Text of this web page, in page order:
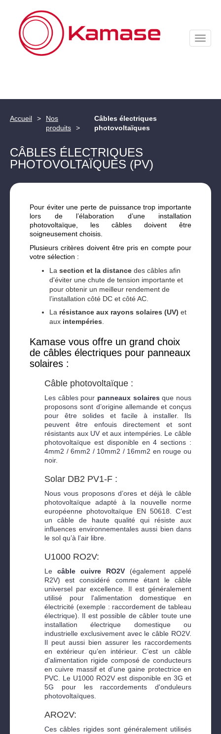
Toggle
Accueil
Nos
produits
Câbles électriques
photovoltaïques
CÂBLES ÉLECTRIQUES
PHOTOVOLTAÏQUES (PV)
Pour éviter une perte de puissance trop importante
lors de l’élaboration d’une installation
photovoltaïque, les câbles doivent être
soigneusement choisis.
Plusieurs critères doivent être pris en compte pour
votre sélection :
La section et la distance des câbles afin
d'éviter une chute de tension importante et
pour obtenir un meilleur rendement de
l’installation côté DC et côté AC.
La résistance aux rayons solaires (UV) et
aux intempéries
Kamase vous offre un grand choix
de câbles électriques pour panneaux
solaires :
Câble photovoltaïque :
Les câbles pour panneaux solaires que nous
proposons sont d’origine allemande et conçus
pour être solides et facile à installer. Ils
peuvent être enfouis directement et sont
résistants aux UV et aux intempéries. Le câble
photovoltaïque est disponible en 4 sections :
4mm2 / 6mm2 / 10mm2 / 16mm2 en rouge ou
noir.
Solar DB2 PV1-F :
Nous vous proposons d’ores et déjà le câble
photovoltaïque adapté à la nouvelle norme
européenne photovoltaïque EN 50618. C’est
un câble de haute qualité qui résiste aux
influences environnementales aussi bien dans
le sol qu’à l’air libre.
U1000 RO2V:
Le câble cuivre RO2V (également appelé
R2V) est considéré comme étant le câble
universel par excellence. Il est généralement
utilisé pour l'alimentation domestique en
électricité (exemple : raccordement de tableau
électrique). Il est possible de câbler toute une
installation électrique domestique ou
industrielle exclusivement avec le câble RO2V.
Il peut aussi bien assurer les raccordements
en extérieur qu’en intérieur. C’est un câble
d'alimentation rigide composé de conducteurs
en cuivre massif et d'une gaine protectrice en
PVC. Le U1000 RO2V est disponible en 3G et
5G pour les raccordements d'onduleurs
photovoltaïques.
ARO2V:
Ces câbles rigides sont généralement utilisés